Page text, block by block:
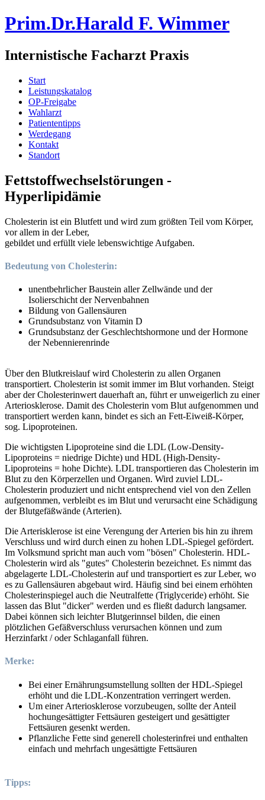
Prim.Dr.Harald F. Wimmer
Internistische Facharzt Praxis
Start
Leistungskatalog
OP-Freigabe
Wahlarzt
Patiententipps
Werdegang
Kontakt
Standort
Fettstoffwechselstörungen -
Hyperlipidämie
Cholesterin ist ein Blutfett und wird zum größten Teil vom Körper,
vor allem in der Leber,
gebildet und erfüllt viele lebenswichtige Aufgaben.
Bedeutung von Cholesterin:
unentbehrlicher Baustein aller Zellwände und der
Isolierschicht der Nervenbahnen
Bildung von Gallensäuren
Grundsubstanz von Vitamin D
Grundsubstanz der Geschlechtshormone und der Hormone
der Nebennierenrinde
Über den Blutkreislauf wird Cholesterin zu allen Organen
transportiert. Cholesterin ist somit immer im Blut vorhanden. Steigt
aber der Cholesterinwert dauerhaft an, führt er unweigerlich zu einer
Arteriosklerose. Damit des Cholesterin vom Blut aufgenommen und
transportiert werden kann, bindet es sich an Fett-Eiweiß-Körper,
sog. Lipoproteinen.
Die wichtigsten Lipoproteine sind die LDL (Low-Density-
Lipoproteins = niedrige Dichte) und HDL (High-Density-
Lipoproteins = hohe Dichte). LDL transportieren das Cholesterin im
Blut zu den Körperzellen und Organen. Wird zuviel LDL-
Cholesterin produziert und nicht entsprechend viel von den Zellen
aufgenommen, verbleibt es im Blut und verursacht eine Schädigung
der Blutgefäßwände (Arterien).
Die Arterisklerose ist eine Verengung der Arterien bis hin zu ihrem
Verschluss und wird durch einen zu hohen LDL-Spiegel gefördert.
Im Volksmund spricht man auch vom "bösen" Cholesterin. HDL-
Cholesterin wird als "gutes" Cholesterin bezeichnet. Es nimmt das
abgelagerte LDL-Cholesterin auf und transportiert es zur Leber, wo
es zu Gallensäuren abgebaut wird. Häufig sind bei einem erhöhten
Cholesterinspiegel auch die Neutralfette (Triglyceride) erhöht. Sie
lassen das Blut "dicker" werden und es fließt dadurch langsamer.
Dabei können sich leichter Blutgerinnsel bilden, die einen
plötzlichen Gefäßverschluss verursachen können und zum
Herzinfarkt / oder Schlaganfall führen.
Merke:
Bei einer Ernährungsumstellung sollten der HDL-Spiegel
erhöht und die LDL-Konzentration verringert werden.
Um einer Arteriosklerose vorzubeugen, sollte der Anteil
hochungesättigter Fettsäuren gesteigert und gesättigter
Fettsäuren gesenkt werden.
Pflanzliche Fette sind generell cholesterinfrei und enthalten
einfach und mehrfach ungesättigte Fettsäuren
Tipps: